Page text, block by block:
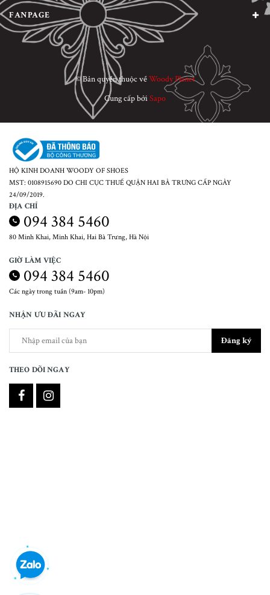
FANPAGE
© Bản quyền thuộc vềWoody Planet
Cung cấp bởiSapo
HỘ KINH DOANH WOODY OF SHOES
MST: 0108915690 DO CHI CỤC THUẾ QUẬN HAI BÀ TRƯNG CẤP NGÀY
24/09/2019.
ĐỊA CHỈ
094 384 5460
80 Minh Khai, Minh Khai, Hai Bà Trưng, Hà Nội
GIỜ LÀM VIỆC
094 384 5460
Các ngày trong tuần (9am- 10pm)
NHẬN ƯU ĐÃI NGAY
Đăng ký
THEO DÕI NGAY